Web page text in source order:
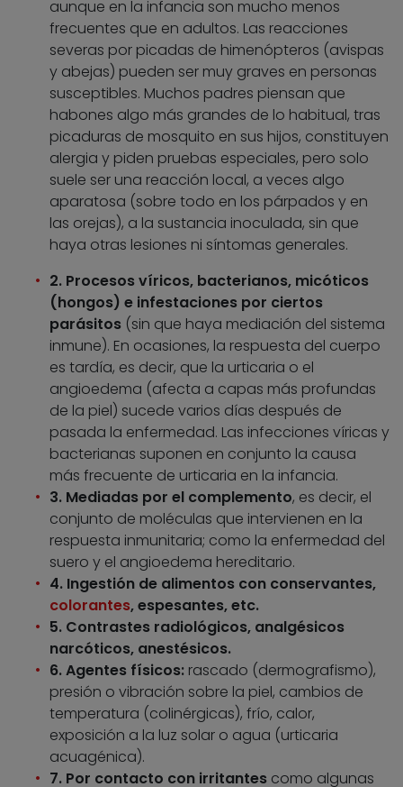
aunque en la infancia son mucho menos
frecuentes que en adultos. Las reacciones
severas por picadas de himenópteros (avispas
y abejas) pueden ser muy graves en personas
susceptibles. Muchos padres piensan que
habones algo más grandes de lo habitual, tras
picaduras de mosquito en sus hijos, constituyen
alergia y piden pruebas especiales, pero solo
suele ser una reacción local, a veces algo
aparatosa (sobre todo en los párpados y en
las orejas), a la sustancia inoculada, sin que
haya otras lesiones ni síntomas generales.
2. Procesos víricos, bacterianos, micóticos
(hongos) e infestaciones por ciertos
parásitos (sin que haya mediación del sistema
inmune). En ocasiones, la respuesta del cuerpo
es tardía, es decir, que la urticaria o el
angioedema (afecta a capas más profundas
de la piel) sucede varios días después de
pasada la enfermedad. Las infecciones víricas y
bacterianas suponen en conjunto la causa
más frecuente de urticaria en la infancia.
3. Mediadas por el complemento, es decir, el
conjunto de moléculas que intervienen en la
respuesta inmunitaria; como la enfermedad del
suero y el angioedema hereditario.
4. Ingestión de alimentos con conservantes,
colorantes, espesantes, etc.
5. Contrastes radiológicos, analgésicos
narcóticos, anestésicos.
6. Agentes físicos: rascado (dermografismo),
presión o vibración sobre la piel, cambios de
temperatura (colinérgicas), frío, calor,
exposición a la luz solar o agua (urticaria
acuagénica).
7. Por contacto con irritantes como algunas